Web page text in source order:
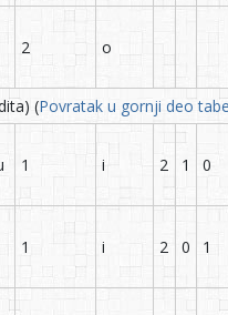
2 o
(Povratak u gornji deo
1 i 2 1 0
1 i 2 0 1